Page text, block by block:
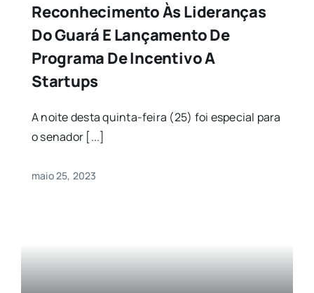
Reconhecimento Às Lideranças
Do Guará E Lançamento De
Programa De Incentivo A
Startups
A noite desta quinta-feira (25) foi especial para
o senador [...]
maio 25, 2023